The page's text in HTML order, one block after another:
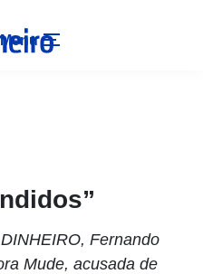
Menu
Fernando
Mude, acusada de